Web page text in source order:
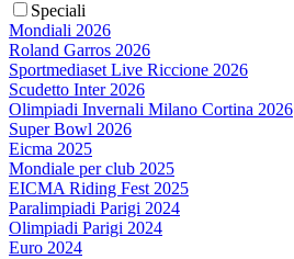
Speciali
Mondiali 2026
Roland Garros 2026
Sportmediaset Live Riccione 2026
Scudetto Inter 2026
Olimpiadi Invernali Milano Cortina 2026
Super Bowl 2026
Eicma 2025
Mondiale per club 2025
EICMA Riding Fest 2025
Paralimpiadi Parigi 2024
Olimpiadi Parigi 2024
Euro 2024